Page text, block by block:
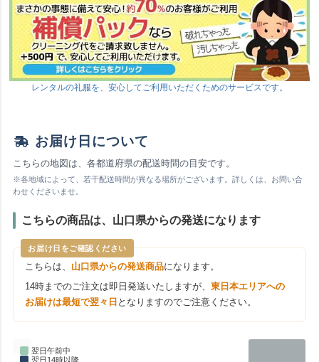
レンタルの礼服を、安心してご利用いただくためのサービスです。
お届け日について
こちらの地図は、各都道府県の配送時間の目安です。
※各地域によって、若干配送時間が異なる場所がございます。詳しくは、お問い合
わせくださいませ。
こちらの商品は、山口県からの発送になります
お届け日をご確認ください
こちらは、 山口県からの発送商品になります。
14時までのご注文は即日発送いたしますが、東日本エリアへの
お届けは最短で翌々日 となりますのでご注意ください。
翌日午前中
翌日14時以降